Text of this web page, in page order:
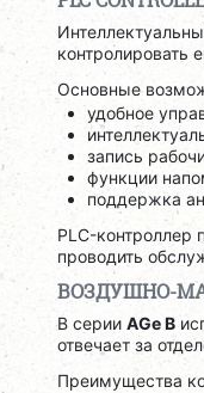
контролировать
Основные
удобное
запись
функции
поддержка
PLC-контроллер
проводить
ВОЗДУШНО-
В серии AGe B
отвечает за
Преимущества